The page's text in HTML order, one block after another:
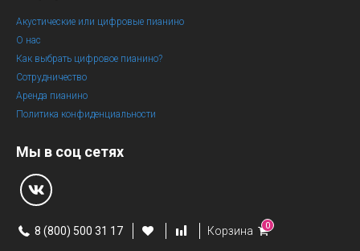
Акустические или цифровые пианино
О нас
Как выбрать цифровое пианино?
Сотрудничество
Аренда пианино
Политика конфиденциальности
Мы в соц сетях
8 (800) 500 31 17 Корзина 0